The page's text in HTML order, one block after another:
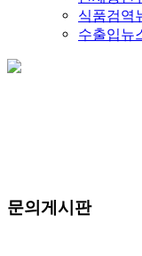
식품검역
수출입뉴
문의게시판